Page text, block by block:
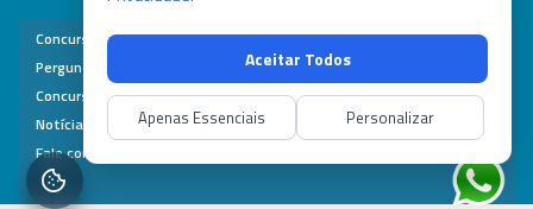
Concursos
Perguntas Frequentes
Concursos Realizados
Notícias
Fale com a Fundep
Área do Candidato
Minhas Inscrições
Dados Pessoais
Alterar Senha